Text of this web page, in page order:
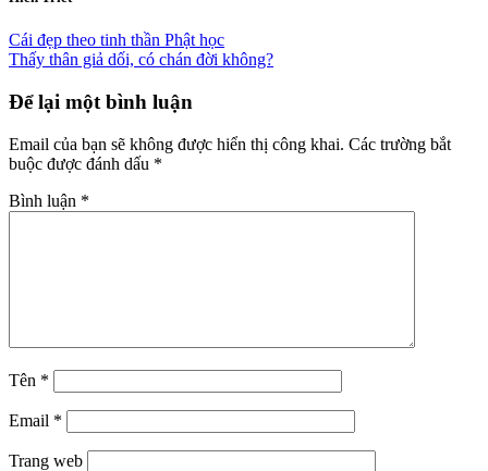
Cái đẹp theo tinh thần Phật học
Thấy thân giả dối, có chán đời không?
Để lại một bình luận
Email của bạn sẽ không được hiển thị công khai. Các trường bắt
buộc được đánh dấu *
Bình luận *
Tên *
Email *
Trang web